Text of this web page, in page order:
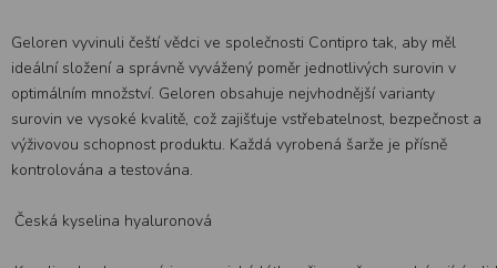
Geloren vyvinuli čeští vědci ve společnosti Contipro tak, aby měl
ideální složení a správně vyvážený poměr jednotlivých surovin v
optimálním množství. Geloren obsahuje nejvhodnější varianty
surovin ve vysoké kvalitě, což zajišťuje vstřebatelnost, bezpečnost a
výživovou schopnost produktu. Každá vyrobená šarže je přísně
kontrolována a testována.
Česká kyselina hyaluronová